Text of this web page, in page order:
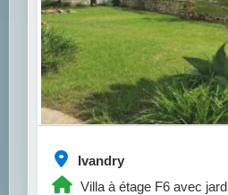
Ivandry
Villa à étage F6 avec